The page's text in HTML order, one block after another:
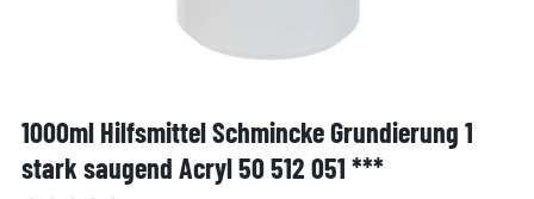
1000ml Hilfsmittel Schmincke Grundierung 1
stark saugend Acryl 50 512 051 ***